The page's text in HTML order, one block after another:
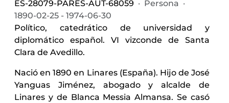
ES-28079-PARES-AUT-68059 · Persona ·
1890-02-25 - 1974-06-30
Político, catedrático de universidad y
diplomático español. VI vizconde de Santa
Clara de Avedillo.
Nació en 1890 en Linares (España). Hijo de José
Yanguas Jiménez, abogado y alcalde de
Linares y de Blanca Messia Almansa. Se casó